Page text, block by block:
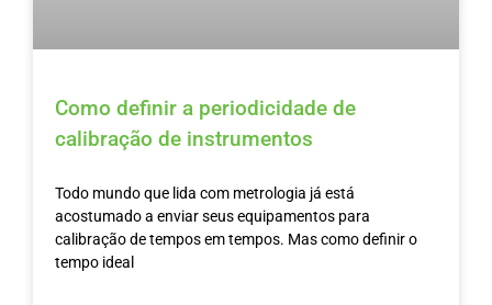
Como definir a periodicidade de
calibração de instrumentos
Todo mundo que lida com metrologia já está
acostumado a enviar seus equipamentos para
calibração de tempos em tempos. Mas como definir o
tempo ideal